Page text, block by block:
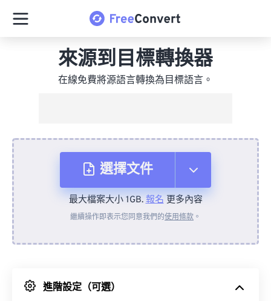
來源到目標轉換器
在線免費將源語言轉換為目標語言。
選擇文件
來自裝置
來自 Google 雲端硬碟
最大檔案大小 1GB.報名更多內容
繼續操作即表示您同意我們的使用條款 。
進階設定（可選）